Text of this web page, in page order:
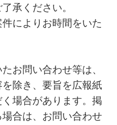
承ください。
によりお時間をいた
お問い合わせ等は、
除き、要旨を広報紙
場合があります。掲
合は、お問い合わせ